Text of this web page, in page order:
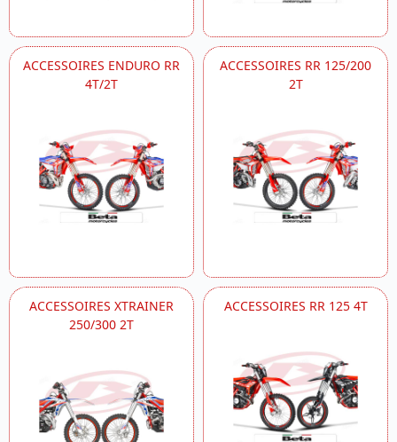
ACCESSOIRES ENDURO RR
4T/2T
ACCESSOIRES RR 125/200
2T
ACCESSOIRES XTRAINER
250/300 2T
ACCESSOIRES RR 125 4T